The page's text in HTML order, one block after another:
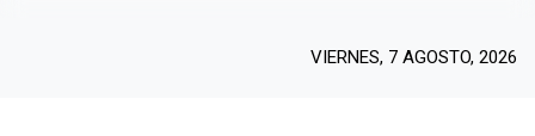
VIERNES, 7 AGOSTO, 2026